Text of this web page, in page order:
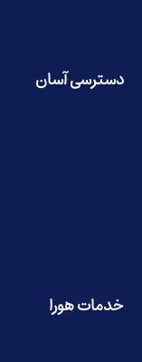
دسترسی آسان
خدمات هورا